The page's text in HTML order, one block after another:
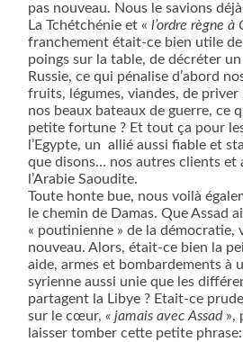
pas nouveau. Nous le savions
La Tchétchénie et « l’ordre règne à
franchement était-ce bien utile
poings sur la table, de décréter
Russie, ce qui pénalise d’abord
fruits, légumes, viandes, de priver
nos beaux bateaux de guerre, ce
petite fortune ? Et tout ça pour
l’Egypte, un allié aussi fiable et
que disons… nos autres clients et
l’Arabie Saoudite.
Toute honte bue, nous voilà
le chemin de Damas. Que Assad
« poutinienne » de la démocratie,
nouveau. Alors, était-ce bien la
aide, armes et bombardements à
syrienne aussi unie que les
partagent la Libye ? Etait-ce
sur le cœur,« jamais avec Assad »,
laisser tomber cette petite